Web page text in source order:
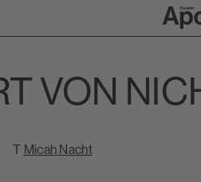
VON
T Micah Nacht